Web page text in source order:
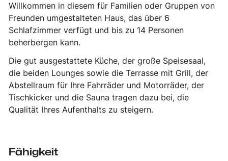
Willkommen in diesem für Familien oder Gruppen von
Freunden umgestalteten Haus, das über 6
Schlafzimmer verfügt und bis zu 14 Personen
beherbergen kann.
Die gut ausgestattete Küche, der große Speisesaal,
die beiden Lounges sowie die Terrasse mit Grill, der
Abstellraum für Ihre Fahrräder und Motorräder, der
Tischkicker und die Sauna tragen dazu bei, die
Qualität Ihres Aufenthalts zu steigern.
Fähigkeit